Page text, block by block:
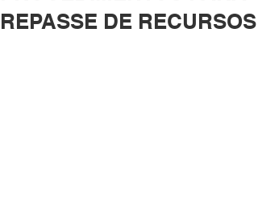
REPASSE DE RECURSOS